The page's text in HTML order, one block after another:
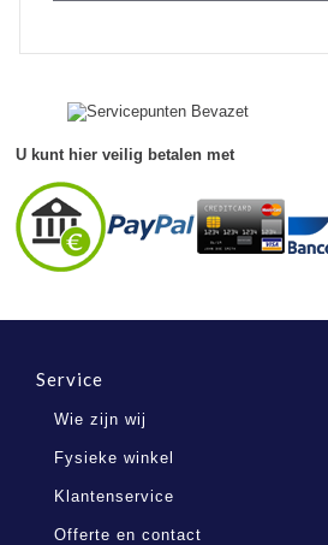
U kunt hier veilig betalen met
Service
Wie zijn wij
Fysieke winkel
Klantenservice
Offerte en contact